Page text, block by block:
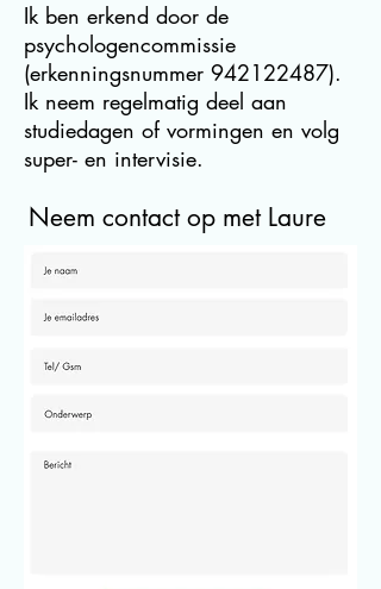
Ik ben erkend door de
psychologencommissie
(erkenningsnummer 942122487).
Ik neem regelmatig deel aan
studiedagen of vormingen en volg
super- en intervisie.
Neem contact op met Laure